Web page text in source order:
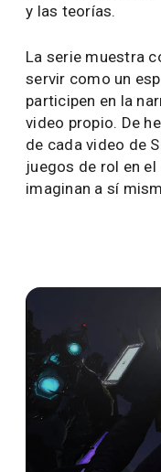
y las teorías.
La serie muestra
servir como un
participen en la
video propio. De
de cada video de
juegos de rol en
imaginan a sí